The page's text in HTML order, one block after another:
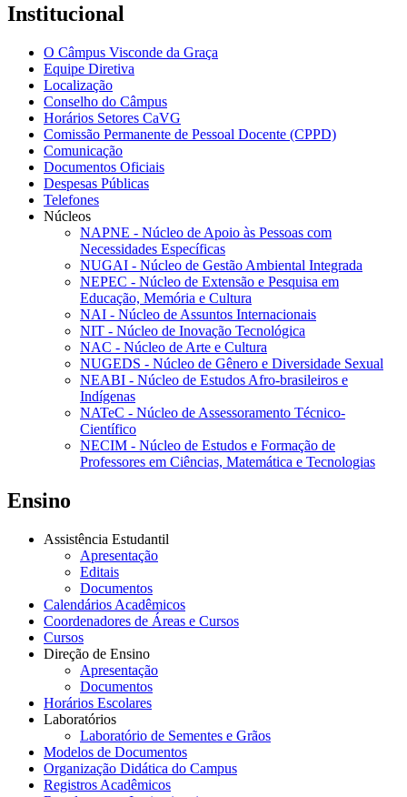
Institucional
O Câmpus Visconde da Graça
Equipe Diretiva
Localização
Conselho do Câmpus
Horários Setores CaVG
Comissão Permanente de Pessoal Docente (CPPD)
Comunicação
Documentos Oficiais
Despesas Públicas
Telefones
Núcleos
NAPNE - Núcleo de Apoio às Pessoas com
Necessidades Específicas
NUGAI - Núcleo de Gestão Ambiental Integrada
NEPEC - Núcleo de Extensão e Pesquisa em
Educação, Memória e Cultura
NAI - Núcleo de Assuntos Internacionais
NIT - Núcleo de Inovação Tecnológica
NAC - Núcleo de Arte e Cultura
NUGEDS - Núcleo de Gênero e Diversidade Sexual
NEABI - Núcleo de Estudos Afro-brasileiros e
Indígenas
NATeC - Núcleo de Assessoramento Técnico-
Científico
NECIM - Núcleo de Estudos e Formação de
Professores em Ciências, Matemática e Tecnologias
Ensino
Assistência Estudantil
Apresentação
Editais
Documentos
Calendários Acadêmicos
Coordenadores de Áreas e Cursos
Cursos
Direção de Ensino
Apresentação
Documentos
Horários Escolares
Laboratórios
Laboratório de Sementes e Grãos
Modelos de Documentos
Organização Didática do Campus
Registros Acadêmicos